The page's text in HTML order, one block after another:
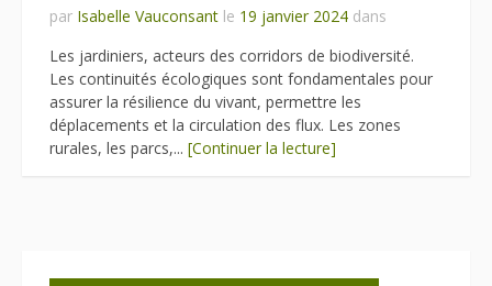
par Isabelle Vauconsant le 19 janvier 2024 dans
Les jardiniers, acteurs des corridors de biodiversité.
Les continuités écologiques sont fondamentales pour
assurer la résilience du vivant, permettre les
déplacements et la circulation des flux. Les zones
rurales, les parcs,... [Continuer la lecture]